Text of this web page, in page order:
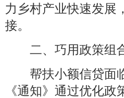
力乡村产业快速发展
接。
二、巧用政策组合
帮扶小额信贷面临
《通知》通过优化